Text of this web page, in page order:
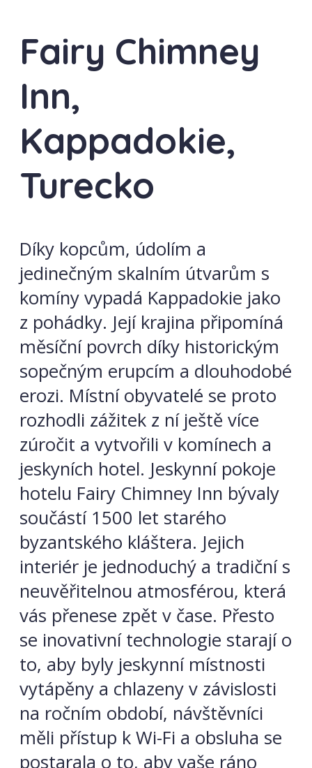
Fairy Chimney
Inn,
Kappadokie,
Turecko
Díky kopcům, údolím a
jedinečným skalním útvarům s
komíny vypadá Kappadokie jako
z pohádky. Její krajina připomíná
měsíční povrch díky historickým
sopečným erupcím a dlouhodobé
erozi. Místní obyvatelé se proto
rozhodli zážitek z ní ještě více
zúročit a vytvořili v komínech a
jeskyních hotel. Jeskynní pokoje
hotelu Fairy Chimney Inn bývaly
součástí 1500 let starého
byzantského kláštera. Jejich
interiér je jednoduchý a tradiční s
neuvěřitelnou atmosférou, která
vás přenese zpět v čase. Přesto
se inovativní technologie starají o
to, aby byly jeskynní místnosti
vytápěny a chlazeny v závislosti
na ročním období, návštěvníci
měli přístup k Wi-Fi a obsluha se
postarala o to, aby vaše ráno